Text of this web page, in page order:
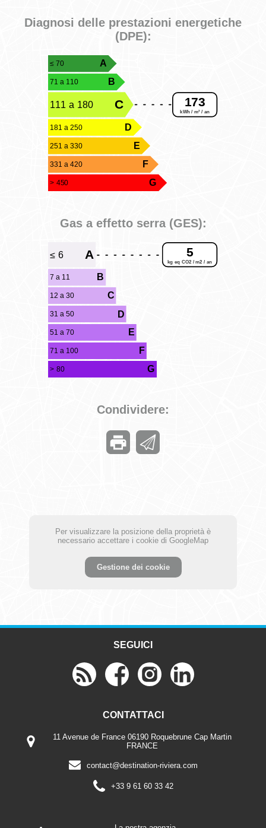
Diagnosi delle prestazioni energetiche
(DPE):
≤ 70 A
71 a 110 B
173
kWh / m² / an
111 a 180 C
181 a 250 D
251 a 330 E
331 a 420 F
> 450 G
Gas a effetto serra (GES):
5
kg eq CO2 / m2 / an
≤ 6 A
7 a 11 B
12 a 30 C
31 a 50 D
51 a 70 E
71 a 100 F
> 80 G
Condividere:
Per visualizzare la posizione della proprietà è
necessario accettare i cookie di GoogleMap
Gestione dei cookie
SEGUICI
CONTATTACI
11 Avenue de France 06190 Roquebrune Cap Martin
FRANCE
contact@destination-riviera.com
+33 9 61 60 33 42